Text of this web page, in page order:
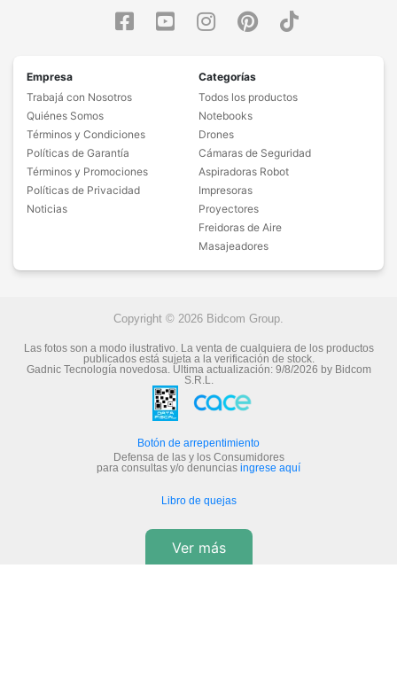
Empresa
Trabajá con Nosotros
Quiénes Somos
Términos y Condiciones
Políticas de Garantía
Términos y Promociones
Políticas de Privacidad
Noticias
Categorías
Todos los productos
Notebooks
Drones
Cámaras de Seguridad
Aspiradoras Robot
Impresoras
Proyectores
Freidoras de Aire
Masajeadores
Copyright © 2026 Bidcom Group.
Las fotos son a modo ilustrativo. La venta de cualquiera de los productos
publicados está sujeta a la verificación de stock.
Gadnic Tecnología novedosa.Última actualización: 9/8/2026 by Bidcom
S.R.L.
Botón de arrepentimiento
Defensa de las y los Consumidores
para consultas y/o denuncias ingrese aquí
Libro de quejas
Ver más